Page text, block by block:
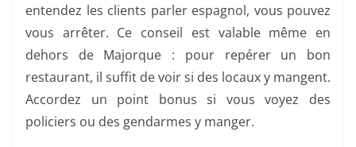
entendez les clients parler espagnol, vous pouvez
vous arrêter. Ce conseil est valable même en
dehors de Majorque : pour repérer un bon
restaurant, il suffit de voir si des locaux y mangent.
Accordez un point bonus si vous voyez des
policiers ou des gendarmes y manger.